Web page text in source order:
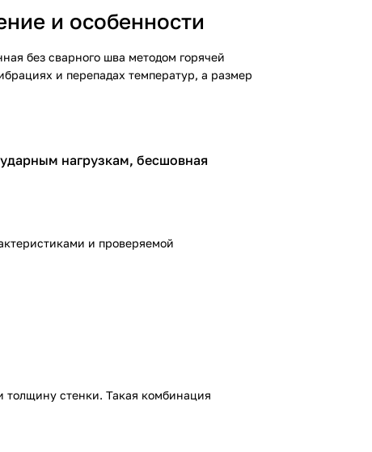
и особенности
без сварного шва методом горячей
и перепадах температур, а размер
нагрузкам, бесшовная
и проверяемой
стенки. Такая комбинация